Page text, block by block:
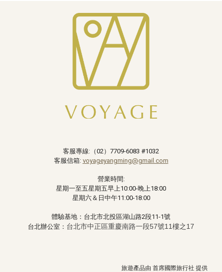
客服專線:（02） 7709-6083 #1032
客服信箱: voyageyangming@gmail.com
營業時間:
星期一至五星期五早上10:00-晚上18:00
星期六＆日中午11:00-18:00
體驗基地：台北市北投區湖山路2段11-1號
台北辦公室： 台北市中正區重慶南路一段57號11樓之17
旅遊產品由 首席國際旅行社 提供